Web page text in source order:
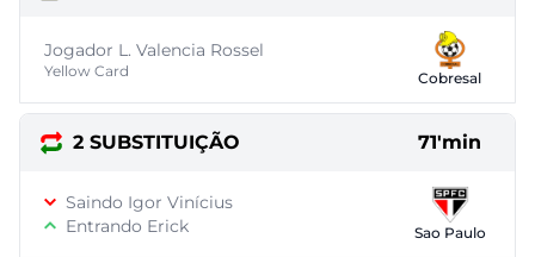
Jogador L. Valencia Rossel
Yellow Card Cobresal
2 SUBSTITUIÇÃO 71'min
Saindo Igor Vinícius
Entrando Erick
Sao Paulo